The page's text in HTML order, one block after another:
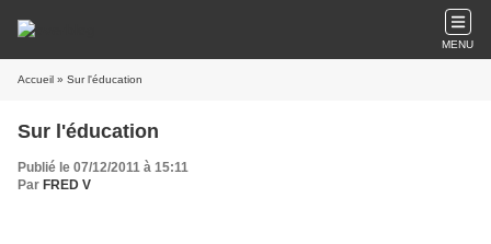
MENU
Accueil » Sur l'éducation
Sur l'éducation
Publié le 07/12/2011 à 15:11
Par FRED V